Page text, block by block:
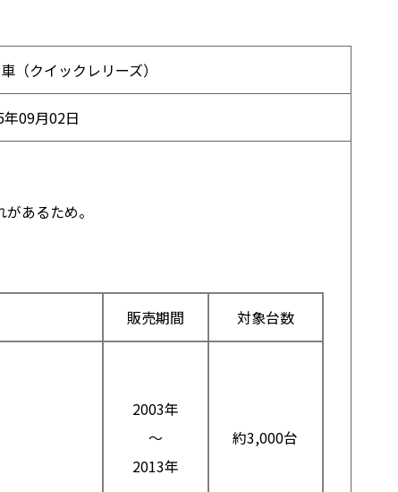
（クイックレリーズ）
年09月02日
あるため。
販売期間 対象台数
2003年
～
2013年
約3,000台